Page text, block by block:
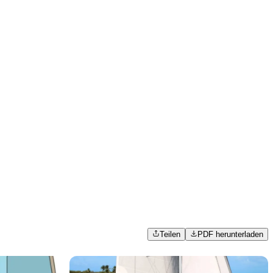
Teilen PDF herunterladen